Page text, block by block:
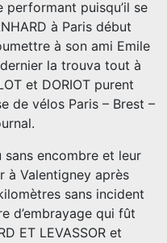
performant puisqu’il se
à Paris début
à son ami Emile
dernier la trouva tout à
et DORIOT purent
de vélos Paris – Brest –
encombre et leur
à Valentigney après
sans incident
d’embrayage qui fût
ET LEVASSOR et